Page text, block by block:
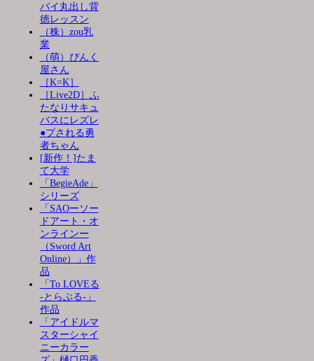
パイ丸出し背
徳レッスン
（株）zou乳
業
（萌）ぴんく
屋さん
［K=K］
［Live2D］ふ
たなりサキュ
バスにレズレ
●プされる勇
者ちゃん
[新作！]たま
て大学
「BegieAde」
シリーズ
「SAOーソー
ドアート・オ
ンラインー
（Sword Art
Online）」作
品
「To LOVEる
-とらぶる-」
作品
「アイドルマ
スターシャイ
ニーカラー